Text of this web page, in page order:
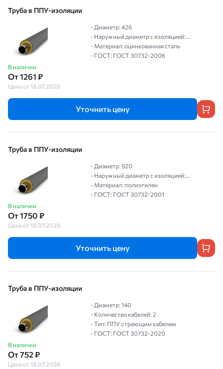
Труба в ППУ-изоляции
В наличии
От 1261 ₽
Цена от 18.07.2026
- Диаметр: 426
- Наружный диаметр с изоляцией:...
- Материал: оцинкованная сталь
- ГОСТ: ГОСТ 30732-2006
Уточнить цену
Труба в ППУ-изоляции
В наличии
От 1750 ₽
Цена от 18.07.2026
- Диаметр: 920
- Наружный диаметр с изоляцией:...
- Материал: полиэтилен
- ГОСТ: ГОСТ 30732-2001
Уточнить цену
Труба в ППУ-изоляции
В наличии
От 752 ₽
Цена от 18.07.2026
- Диаметр: 140
- Количество кабелей: 2
- Тип: ППУ с греющим кабелем
- ГОСТ: ГОСТ 30732-2020